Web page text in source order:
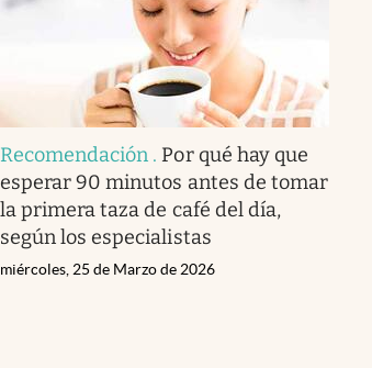
abre en nueva pestaña
Recomendación . Por qué hay que
esperar 90 minutos antes de tomar
la primera taza de café del día,
según los especialistas
miércoles, 25 de Marzo de 2026